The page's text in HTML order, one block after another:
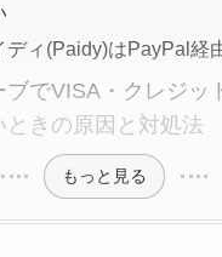
ディ(Paidy)はPayPal経
ブでVISA・クレジッ
ときの原因と対処法
もっと見る